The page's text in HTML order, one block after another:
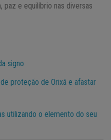
paz e equilíbrio nas diversas
signo
proteção de Orixá e afastar
utilizando o elemento do seu